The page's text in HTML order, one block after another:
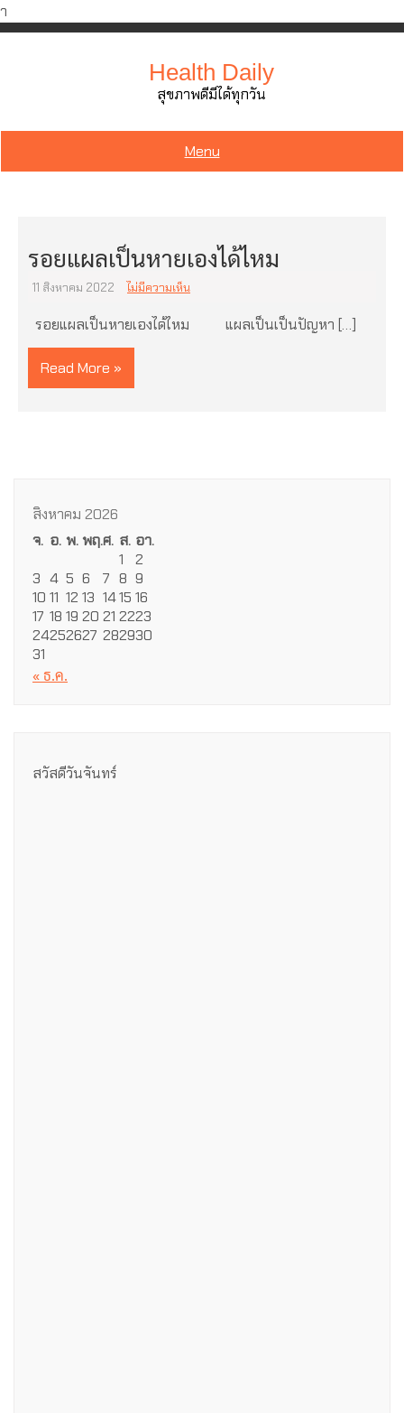
ำ
Skip
Health Daily
สุขภาพดีมีได้ทุกวัน
Menu
รอยแผลเป็นหายเองได้ไหม
11 สิงหาคม 2022 ไม่มีความเห็น
รอยแผลเป็นหายเองได้ไหม แผลเป็นเป็นปัญหา […]
Read More »
สิงหาคม 2026
จ. อ. พ.พฤ.ศ. ส. อา.
1
2
3 4 5 6 7 8 9
10 11 12 13 1415 16
17 18 19 20 21 2223
24252627 282930
31
« ธ.ค.
สวัสดีวันจันทร์